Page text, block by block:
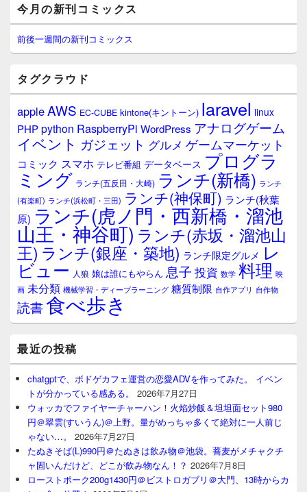
イ
ン
サ
イ
ウ
ィ
ジ
ェ
ア
今月の新刊コミックス
前後一週間の新刊コミックス
タグクラウド
appleAWS EC-CUBE kintone(キントーン) laravel linux
PHPpython RaspberryPi WordPress アナログゲーム
イベント ガジェット グルメ ゲームマーケット
コミック スマホ テレビ番組 データベース プログラ
ミング ランチ(五反田・大崎) ランチ(新橋) ランチ
(有楽町) ランチ(浜松町・三田) ランチ(神保町) ランチ(秋葉
原) ランチ(虎ノ門・西新橋・溜池
山王・神谷町) ランチ(赤坂・溜池山
王) ランチ(銀座・築地) ランチ限定グルメ レ
ビュー 人狼 娘は誰にもやらん 息子 投資 数学 料理 映
画 未分類 機械学習・ディープラーニング 糖質制限 自作アプリ 自作物
読書食べ歩き
最近の投稿
chatgptで、ボドゲカフェ運営の恋愛ADVを作ってみた。 イベン
トが分かっている感ある。
2026年7月27日
ウォッカでファイヤーチャーハン！火焰炒飯＆坦坦面セット980
円＠翠雲(すいうん)＠上野。量がめっちゃ多くて絶対に一人前じ
ゃない…。
2026年7月27日
たぬきそば(L)990円＠たぬきは飲み物＠池袋。蕎麦がメチャクチ
ャ固いんだけど、どこが飲み物なん！？ 2026年7月8日
ローストポーク200g1430円＠ビストロガブリ＠大門、13時からカ